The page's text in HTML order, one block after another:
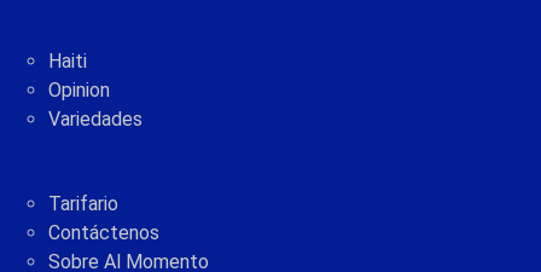
Haiti
Opinion
Variedades
Tarifario
Contáctenos
Sobre Al Momento